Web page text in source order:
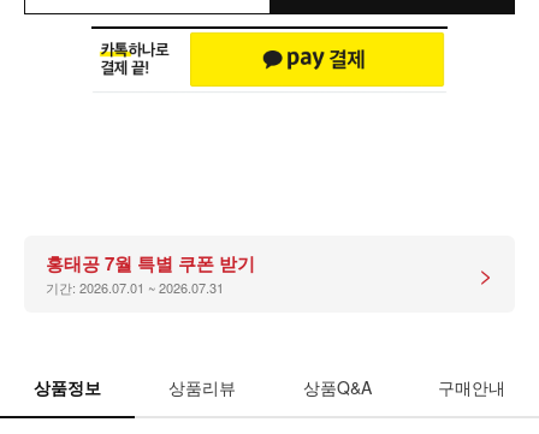
홍태공 7월 특별 쿠폰 받기
기간: 2026.07.01 ~ 2026.07.31 >
상품정보 상품리뷰 상품Q&A 구매안내